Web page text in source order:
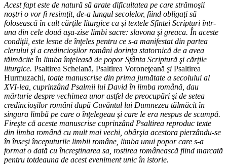
Acest fapt este de natură să arate dificultatea pe care strămoşii
noştri o vor fi resimţit, de-a lungul secolelor, fiind obligaţi să
folosească în cult cărţile liturgice ca şi textele Sfintei Scripturi într-
una din cele două aşa-zise limbi sacre: slavona şi greaca. În aceste
condiţii, este lesne de înţeles pentru ce s-a manifestat din partea
clerului şi a credincioşilor români dorinţa statornică de a avea
tălmăcite în limba înţeleasă de popor Sfânta Scriptură şi cărţile
liturgice. Psaltirea Scheiană, Psaltirea Voroneţeană şi Psaltirea
Hurmuzachi, toate manuscrise din prima jumătate a secolului al
XVI-lea, cuprinzând Psalmii lui David în limba română, dau
mărturie despre vechimea unor astfel de preocupări şi de setea
credincioşilor români după Cuvântul lui Dumnezeu tălmăcit în
singura limbă pe care o înţelegeau şi care le era nespus de scumpă.
Fireşte că aceste manuscrise cuprinzând Psaltirea reproduc texte
din limba română cu mult mai vechi, obârşia acestora pierzându-se
în înseşi începuturile limbii române, limba unui popor care s-a
format o dată cu încreştinarea sa, rostirea românească fiind marcată
pentru totdeauna de acest eveniment unic în istorie.